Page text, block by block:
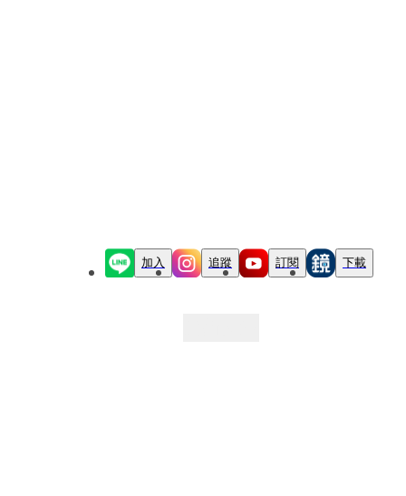
加入 追蹤 訂閱 下載